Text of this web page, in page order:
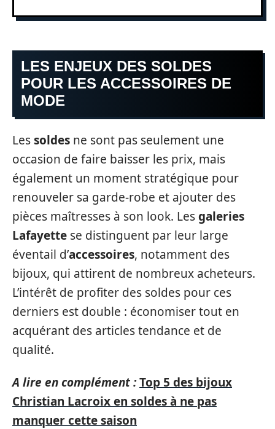
LES ENJEUX DES SOLDES
POUR LES ACCESSOIRES DE
MODE
Lessoldes ne sont pas seulement une
occasion de faire baisser les prix, mais
également un moment stratégique pour
renouveler sa garde-robe et ajouter des
pièces maîtresses à son look. Lesgaleries
Lafayette se distinguent par leur large
éventail d’accessoires, notamment des
bijoux, qui attirent de nombreux acheteurs.
L’intérêt de profiter des soldes pour ces
derniers est double : économiser tout en
acquérant des articles tendance et de
qualité.
A lire en complément :Top 5 des bijoux
Christian Lacroix en soldes à ne pas
manquer cette saison